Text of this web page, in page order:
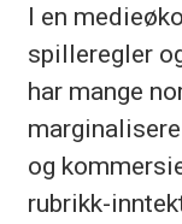
I en
spilleregler
har mange
og
rubrikk-